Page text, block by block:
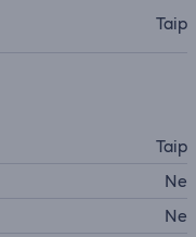
Taip
Taip
Ne
Ne